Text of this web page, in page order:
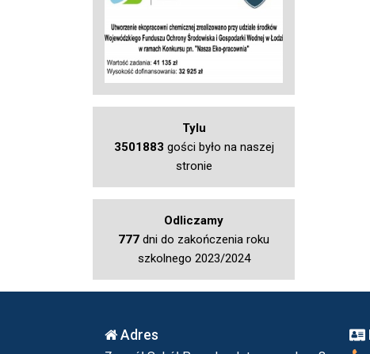
Tylu
3501883 gości było na naszej
stronie
Odliczamy
777 dni do zakończenia roku
szkolnego 2023/2024
Adres